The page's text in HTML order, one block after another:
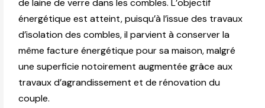
de laine de verre dans les combles. L’objectif
énergétique est atteint, puisqu’à l’issue des travaux
d’isolation des combles, il parvient à conserver la
même facture énergétique pour sa maison, malgré
une superficie notoirement augmentée grâce aux
travaux d’agrandissement et de rénovation du
couple.